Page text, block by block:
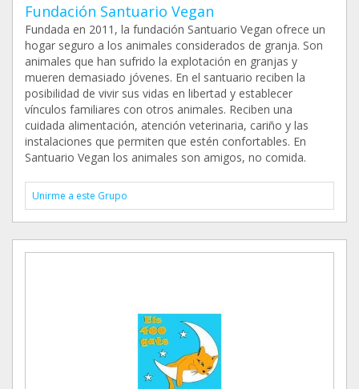
Fundación Santuario Vegan
Fundada en 2011, la fundación Santuario Vegan ofrece un
hogar seguro a los animales considerados de granja. Son
animales que han sufrido la explotación en granjas y
mueren demasiado jóvenes. En el santuario reciben la
posibilidad de vivir sus vidas en libertad y establecer
vínculos familiares con otros animales. Reciben una
cuidada alimentación, atención veterinaria, cariño y las
instalaciones que permiten que estén confortables. En
Santuario Vegan los animales son amigos, no comida.
Unirme a este Grupo